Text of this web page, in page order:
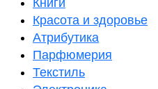
Книги
Красота и здоровье
Атрибутика
Парфюмерия
Текстиль